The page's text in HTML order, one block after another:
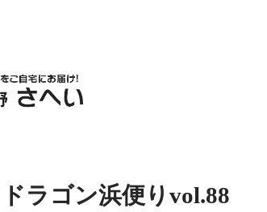
ドラゴン浜便りvol.88